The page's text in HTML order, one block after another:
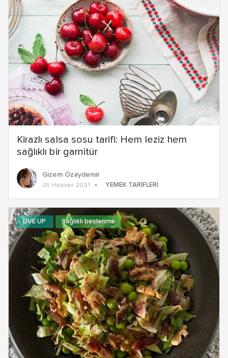
Kirazlı salsa sosu tarifi: Hem leziz hem
sağlıklı bir garnitür
Gizem Özaydemir
25 Haziran 2021 YEMEK TARIFLERI
LIVE UP Sağlıklı beslenme